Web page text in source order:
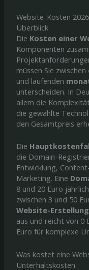
Website-Kosten
Überblick
Die Kosten einer
Komponenten
müssen Sie zwischen
und laufenden
unterscheiden. In
allem die
die gewählte
den Gesamtpreis
Die
die Domain-
Entwicklung,
Marketing. Eine
8 und 20 Euro
zwischen 3 und 50
Website-Erstellung
aus und reicht von 0
Euro für komplexe
Was kostet eine
Unterhaltskosten